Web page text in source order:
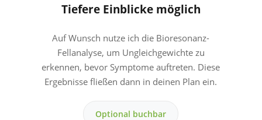
Tiefere Einblicke möglich
Auf Wunsch nutze ich die Bioresonanz-
Fellanalyse, um Ungleichgewichte zu
erkennen, bevor Symptome auftreten. Diese
Ergebnisse fließen dann in deinen Plan ein.
Optional buchbar